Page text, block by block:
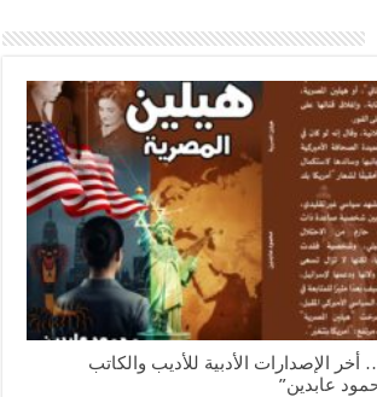
الإصدارات الأدبية للأديب والكاتب
عابدين”